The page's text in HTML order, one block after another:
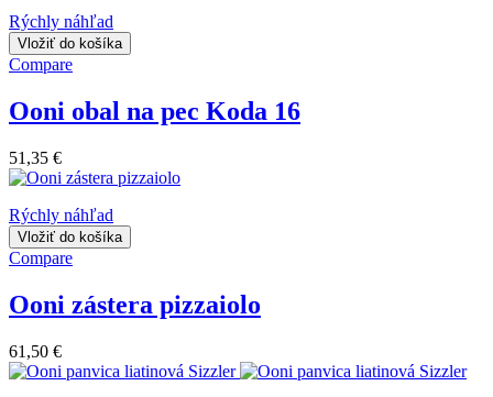
Rýchly náhľad
Vložiť do košíka
Compare
Ooni obal na pec Koda 16
51,35 €
Rýchly náhľad
Vložiť do košíka
Compare
Ooni zástera pizzaiolo
61,50 €